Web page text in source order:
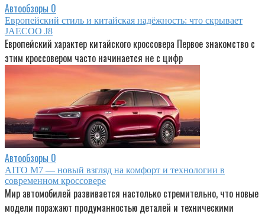
Автообзоры 0
Европейский стиль и китайская надёжность: что скрывает
JAECOO J8
Европейский характер китайского кроссовера Первое знакомство с
этим кроссовером часто начинается не с цифр
Автообзоры 0
AITO M7 — новый взгляд на комфорт и технологии в
современном кроссовере
Мир автомобилей развивается настолько стремительно, что новые
модели поражают продуманностью деталей и техническими